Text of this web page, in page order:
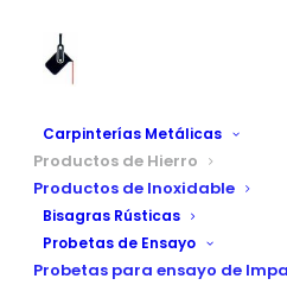
Carpinterías Metálicas
Productos de Hierro
Productos de Inoxidable
Bisagras Rústicas
Probetas de Ensayo
Probetas para ensayo de